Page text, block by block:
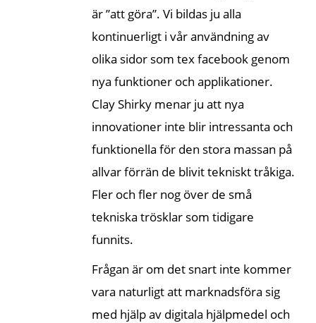
är ”att göra”. Vi bildas ju alla
kontinuerligt i vår användning av
olika sidor som tex facebook genom
nya funktioner och applikationer.
Clay Shirky menar ju att nya
innovationer inte blir intressanta och
funktionella för den stora massan på
allvar förrän de blivit tekniskt tråkiga.
Fler och fler nog över de små
tekniska trösklar som tidigare
funnits.
Frågan är om det snart inte kommer
vara naturligt att marknadsföra sig
med hjälp av digitala hjälpmedel och